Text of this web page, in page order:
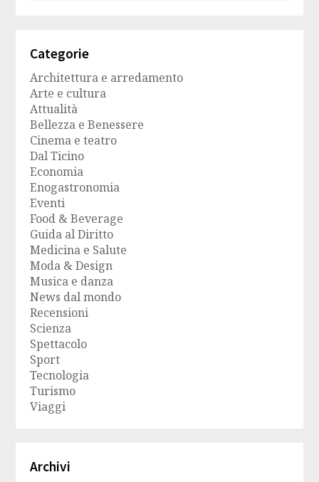
Categorie
Architettura e arredamento
Arte e cultura
Attualità
Bellezza e Benessere
Cinema e teatro
Dal Ticino
Economia
Enogastronomia
Eventi
Food & Beverage
Guida al Diritto
Medicina e Salute
Moda & Design
Musica e danza
News dal mondo
Recensioni
Scienza
Spettacolo
Sport
Tecnologia
Turismo
Viaggi
Archivi